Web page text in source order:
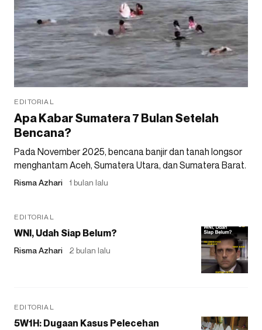
EDITORIAL
Apa Kabar Sumatera 7 Bulan Setelah
Bencana?
Pada November 2025, bencana banjir dan tanah longsor
menghantam Aceh, Sumatera Utara, dan Sumatera Barat.
Risma Azhari 1 bulan lalu
EDITORIAL
WNI, Udah Siap Belum?
Risma Azhari 2 bulan lalu
EDITORIAL
5W1H: Dugaan Kasus Pelecehan